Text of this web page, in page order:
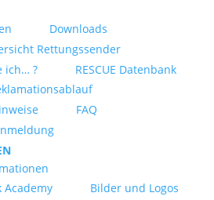
Downloads
Rettungssender
ich… ?
RESCUE Datenbank
FAQ
Academy
Bilder und Logos